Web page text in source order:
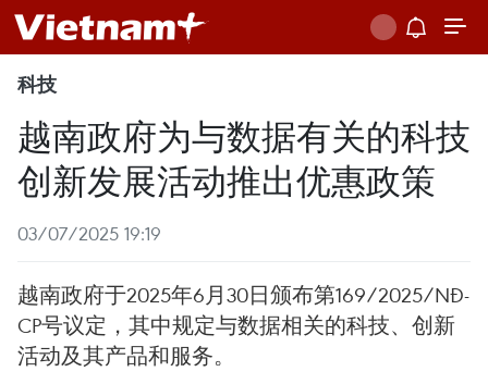
科技
越南政府为与数据有关的科技
创新发展活动推出优惠政策
03/07/2025 19:19
越南政府于2025年6月30日颁布第169/2025/NĐ-
CP号议定，其中规定与数据相关的科技、创新
活动及其产品和服务。